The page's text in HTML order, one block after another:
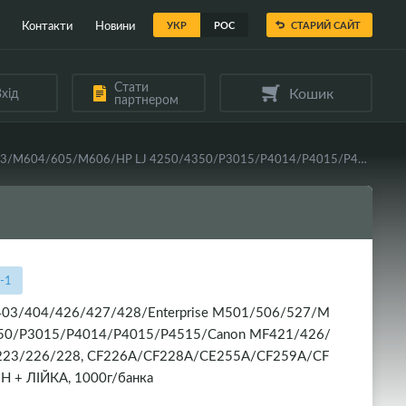
УКР РОС
Контакти Новини СТАРИЙ САЙТ
Стати
партнером Кошик
Тонер WELLDO універсальний HP LJ Pro M402/403/404/426/427/428/Enterprise M501/506/527/M601/602/603/M604/605/M606/HP LJ 4250/4350/P3015/P4014/P4015/P4515/Canon MF421/426/428/429/443/445/446/449/LBP212/214/215/223/226/228, CF226A/CF228A/CE255A/CF259A/CF281A/CF287A/CC364A/CE390A/Canon 052/052H + ЛІЙКА, 1000г/банка
1
403/404/426/427/428/Enterprise M501/506/527/M
P3015/P4014/P4015/P4515/Canon MF421/426/
226/228, CF226A/CF228A/CE255A/CF259A/CF
+ ЛІЙКА, 1000г/банка